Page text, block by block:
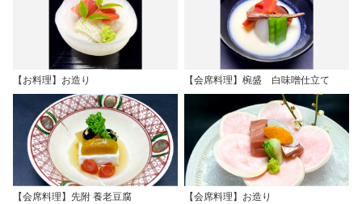
【お料理】お造り 【会席料理】椀盛 白味噌仕立て
【会席料理】先附 養老豆腐 【会席料理】お造り